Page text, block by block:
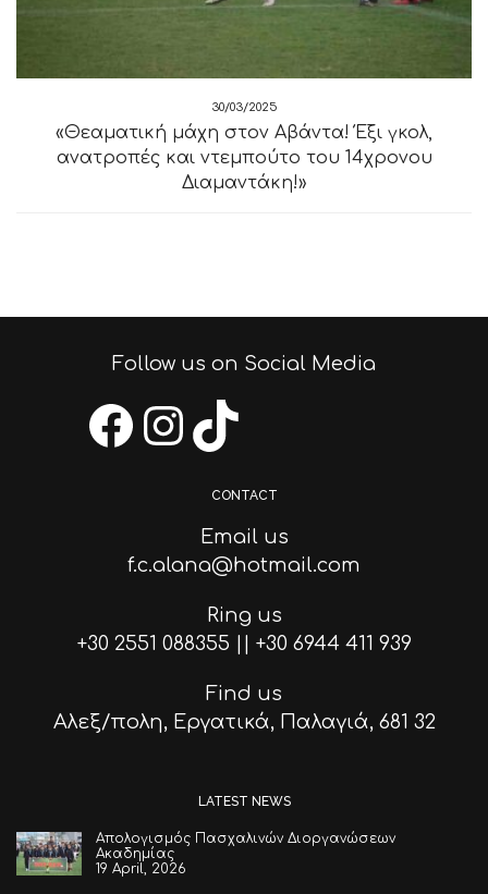
30/03/2025
«Θεαματική μάχη στον Αβάντα! Έξι γκολ,
ανατροπές και ντεμπούτο του 14χρονου
Διαμαντάκη!»
Follow us on Social Media
Facebook
Instagram
TikTok
CONTACT
Email us
f.c.alana@hotmail.com
Ring us
+30 2551 088355
+30 6944 411 939
Find us
Αλεξ/πολη, Εργατικά, Παλαγιά, 681 32
LATEST NEWS
Απολογισμός Πασχαλινών Διοργανώσεων
Ακαδημίας
19 April, 2026